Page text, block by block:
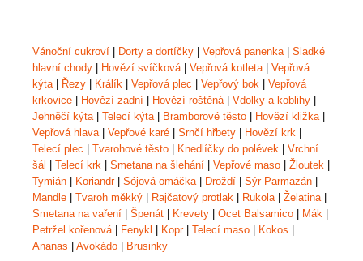
Vánoční cukroví Dorty a dortíčky Vepřová panenka| Sladké
hlavní chody
Hovězí svíčková| Vepřová kotleta| Vepřová
kýta| Řezy Králík Vepřová plec Vepřový bok
Vepřová
krkovice
Hovězí zadní Hovězí roštěná| Vdolky a koblihy
Jehněčí kýta| Telecí kýta| Bramborové těsto Hovězí kližka|
Vepřová hlava| Vepřové karé Srnčí hřbety Hovězí krk
Telecí plec
Tvarohové těsto Knedlíčky do polévek
Vrchní
šál
Telecí krk Smetana na šlehání Vepřové maso Žloutek
Tymián
Koriandr| Sójová omáčka| Droždí Sýr Parmazán
Mandle
Tvaroh měkký Rajčatový protlak Rukola| Želatina|
Smetana na vaření
Špenát Krevety Ocet Balsamico Mák
Petržel kořenová| Fenykl Kopr| Telecí maso Kokos
Ananas
Avokádo Brusinky